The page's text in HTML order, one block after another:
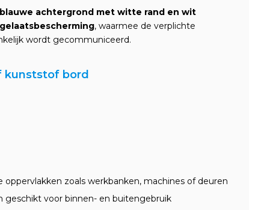
achtergrond met witte rand en wit
, waarmee de verplichte
wordt gecommuniceerd.
kunststof bord
oppervlakken zoals werkbanken, machines of deuren
geschikt voor binnen- en buitengebruik